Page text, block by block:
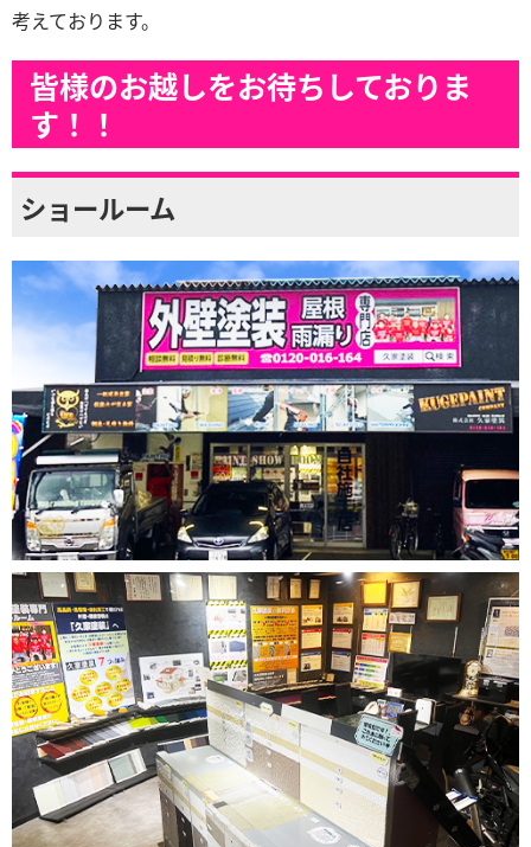
考えております。
皆様のお越しをお待ちしておりま
す！！
ショールーム